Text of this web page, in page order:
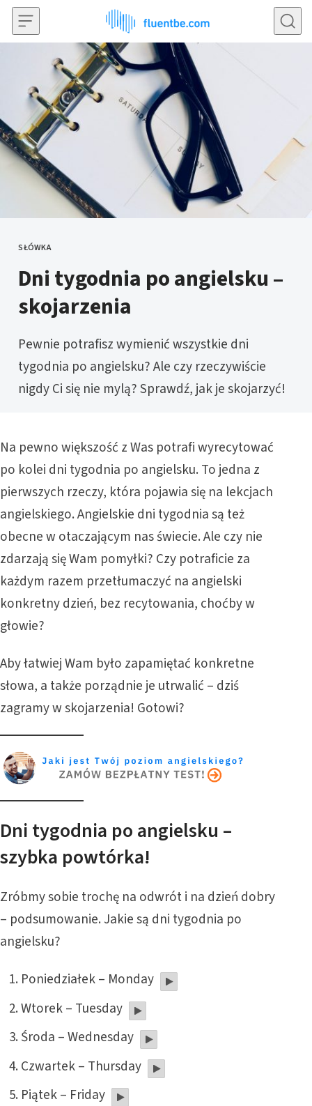
Przejdź do treści
KATEGORIE
SŁÓWKA
Dni tygodnia po angielsku –
skojarzenia
Pewnie potrafisz wymienić wszystkie dni
tygodnia po angielsku? Ale czy rzeczywiście
nigdy Ci się nie mylą? Sprawdź, jak je skojarzyć!
Na pewno większość z Was potrafi wyrecytować
po kolei dni tygodnia po angielsku. To jedna z
pierwszych rzeczy, która pojawia się na lekcjach
angielskiego. Angielskie dni tygodnia są też
obecne w otaczającym nas świecie. Ale czy nie
zdarzają się Wam pomyłki? Czy potraficie za
każdym razem przetłumaczyć na angielski
konkretny dzień, bez recytowania, choćby w
głowie?
Aby łatwiej Wam było zapamiętać konkretne
słowa, a także porządnie je utrwalić – dziś
zagramy w skojarzenia! Gotowi?
Dni tygodnia po angielsku –
szybka powtórka!
Zróbmy sobie trochę na odwrót i na dzień dobry
– podsumowanie. Jakie są dni tygodnia po
angielsku?
Poniedziałek – Monday
Wtorek – Tuesday
Środa – Wednesday
Czwartek – Thursday
Piątek – Friday